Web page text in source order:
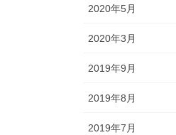
2020年5月
2020年3月
2019年9月
2019年8月
2019年7月